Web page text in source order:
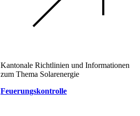
Kantonale Richtlinien und Informationen
zum Thema Solarenergie
Feuerungskontrolle